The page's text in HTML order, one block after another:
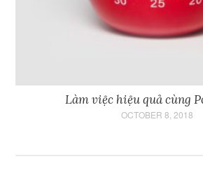
Làm việc hiệu quả cùng
OCTOBER 8, 2018